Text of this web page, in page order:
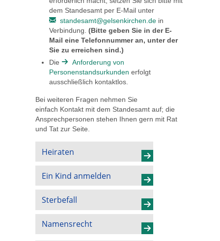
dem Standesamt per E-Mail unter
standesamt@gelsenkirchen.de in
Verbindung. (Bitte geben Sie in der E-
Mail eine Telefonnummer an, unter der
Sie zu erreichen sind.)
Die
Anforderung von
Personenstandsurkunden erfolgt
ausschließlich kontaktlos.
Bei weiteren Fragen nehmen Sie
einfach Kontakt mit dem Standesamt auf; die
Ansprechpersonen stehen Ihnen gern mit Rat
und Tat zur Seite.
Heiraten
Ein Kind anmelden
Sterbefall
Namensrecht